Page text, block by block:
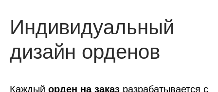
Индивидуальный
дизайн орденов
Каждый орден на заказ разрабатывается с